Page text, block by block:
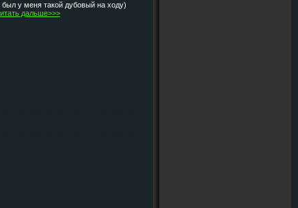
был у меня такой дубовый на ходу)
дальше>>>